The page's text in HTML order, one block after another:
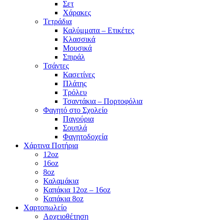
Σετ
Χάρακες
Τετράδια
Καλύμματα – Ετικέτες
Κλασσικά
Μουσικά
Σπιράλ
Τσάντες
Κασετίνες
Πλάτης
Τρόλευ
Τσαντάκια – Πορτοφόλια
Φαγητό στο Σχολείο
Παγούρια
Σουπλά
Φαγητοδοχεία
Χάρτινα Ποτήρια
12oz
16oz
8oz
Καλαμάκια
Καπάκια 12oz – 16oz
Καπάκια 8oz
Χαρτοπωλείο
Αρχειοθέτηση